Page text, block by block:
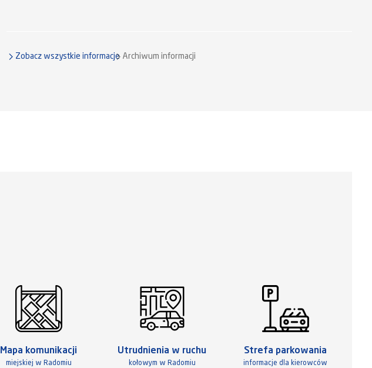
Zobacz wszystkie informacje Archiwum informacji
Mapa komunikacji
miejskiej w Radomiu
Utrudnienia w ruchu
kołowym w Radomiu
Strefa parkowania
informacje dla kierowców